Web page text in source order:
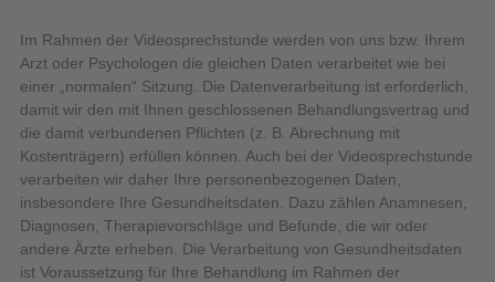
Im Rahmen der Videosprechstunde werden von uns bzw. Ihrem
Arzt oder Psychologen die gleichen Daten verarbeitet wie bei
einer „normalen“ Sitzung. Die Datenverarbeitung ist erforderlich,
damit wir den mit Ihnen geschlossenen Behandlungsvertrag und
die damit verbundenen Pflichten (z. B. Abrechnung mit
Kostenträgern) erfüllen können. Auch bei der Videosprechstunde
verarbeiten wir daher Ihre personenbezogenen Daten,
insbesondere Ihre Gesundheitsdaten. Dazu zählen Anamnesen,
Diagnosen, Therapievorschläge und Befunde, die wir oder
andere Ärzte erheben. Die Verarbeitung von Gesundheitsdaten
ist Voraussetzung für Ihre Behandlung im Rahmen der